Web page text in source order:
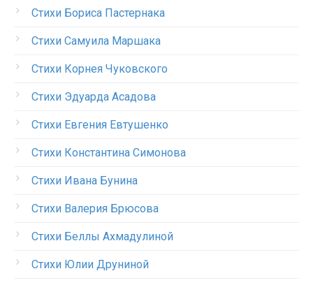
Стихи Бориса Пастернака
Стихи Самуила Маршака
Стихи Корнея Чуковского
Стихи Эдуарда Асадова
Стихи Евгения Евтушенко
Стихи Константина Симонова
Стихи Ивана Бунина
Стихи Валерия Брюсова
Стихи Беллы Ахмадулиной
Стихи Юлии Друниной